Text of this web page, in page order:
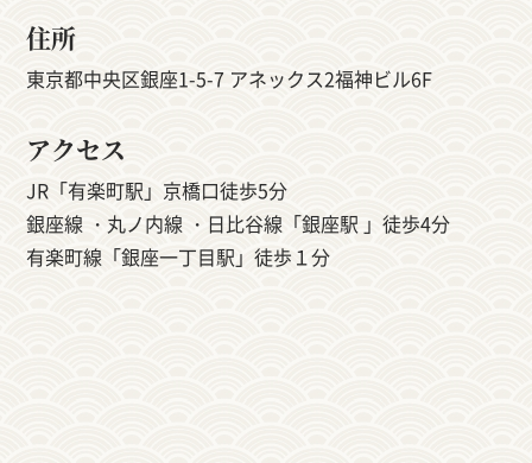
住所
東京都中央区銀座1-5-7 アネックス2福神ビル6F
アクセス
JR「有楽町駅」京橋口徒歩5分
銀座線 ・丸ノ内線 ・日比谷線「銀座駅 」徒歩4分
有楽町線「銀座一丁目駅」徒歩１分